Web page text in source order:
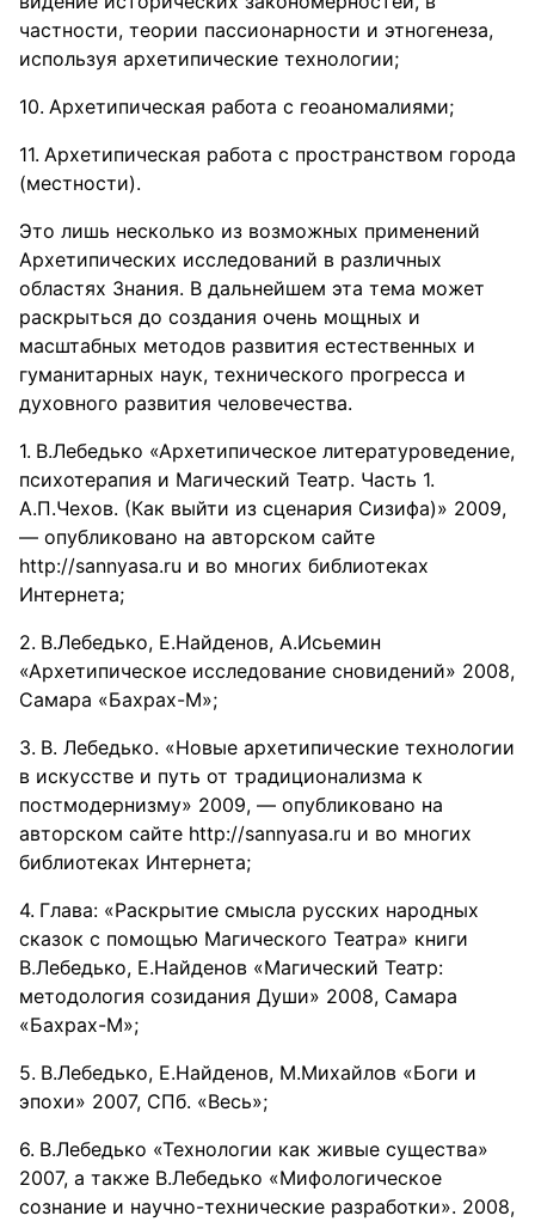
частности, теории пассионарности и этногенеза,
используя архетипические технологии;
Архетипическая работа с геоаномалиями;
Архетипическая работа с пространством города
(местности).
Это лишь несколько из возможных применений
Архетипических исследований в различных
областях Знания. В дальнейшем эта тема может
раскрыться до создания очень мощных и
масштабных методов развития естественных и
гуманитарных наук, технического прогресса и
духовного развития человечества.
В.Лебедько «Архетипическое литературоведение,
психотерапия и Магический Театр. Часть 1.
А.П.Чехов. (Как выйти из сценария Сизифа)» 2009,
— опубликовано на авторском сайте
http://sannyasa.ru и во многих библиотеках
Интернета;
В.Лебедько, Е.Найденов, А.Исьемин
«Архетипическое исследование сновидений» 2008,
Самара «Бахрах-М»;
В. Лебедько. «Новые архетипические технологии
в искусстве и путь от традиционализма к
постмодернизму» 2009, — опубликовано на
авторском сайте http://sannyasa.ru и во многих
библиотеках Интернета;
Глава: «Раскрытие смысла русских народных
сказок с помощью Магического Театра» книги
В.Лебедько, Е.Найденов «Магический Театр:
методология созидания Души» 2008, Самара
«Бахрах-М»;
В.Лебедько, Е.Найденов, М.Михайлов «Боги и
эпохи» 2007, СПб. «Весь»;
В.Лебедько «Технологии как живые существа»
2007, а также В.Лебедько «Мифологическое
сознание и научно-технические разработки». 2008,